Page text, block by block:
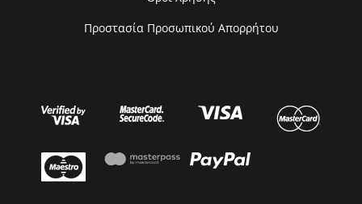
Προστασία Προσωπικού Απορρήτου